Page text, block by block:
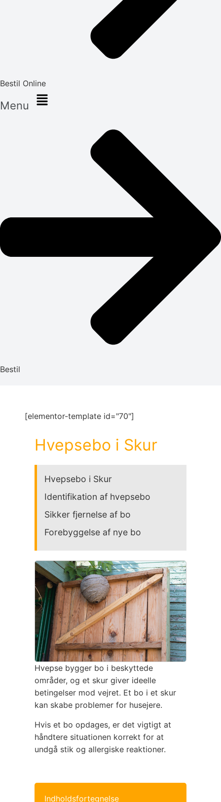
Bestil Online
Menu
Bestil
[elementor-template id="70"]
Hvepsebo i Skur
Hvepsebo i Skur
Identifikation af hvepsebo
Sikker fjernelse af bo
Forebyggelse af nye bo
Hvepse bygger bo i beskyttede
områder, og et skur giver ideelle
betingelser mod vejret. Et bo i et skur
kan skabe problemer for husejere.
Hvis et bo opdages, er det vigtigt at
håndtere situationen korrekt for at
undgå stik og allergiske reaktioner.
Indholdsfortegnelse